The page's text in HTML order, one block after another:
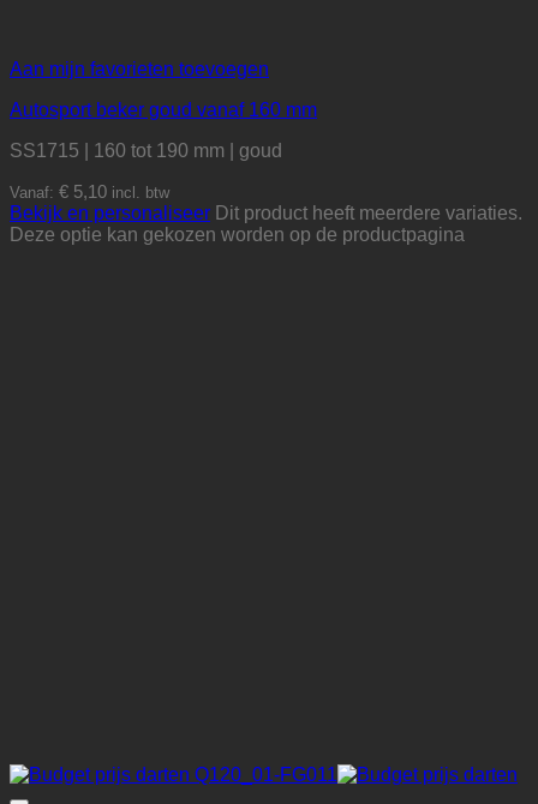
Aan mijn favorieten toevoegen
Autosport beker goud vanaf 160 mm
SS1715 | 160 tot 190 mm | goud
Vanaf: € 5,10 incl. btw
Bekijk en personaliseer Dit product heeft meerdere variaties.
Deze optie kan gekozen worden op de productpagina